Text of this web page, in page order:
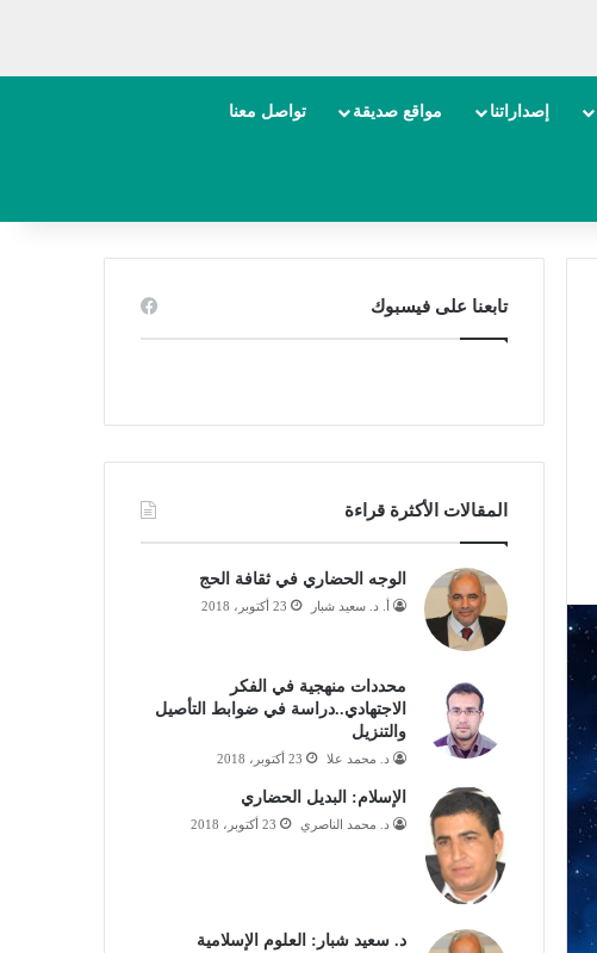
إصداراتنا مواقع صديقة تواصل معنا
تابعنا على فيسبوك
المقالات الأكثرة قراءة
الوجه الحضاري في ثقافة الحج
أ. د. سعيد شبار 23 أكتوبر، 2018
محددات منهجية في الفكر
الاجتهادي..دراسة في ضوابط التأصيل
والتنزيل
د. محمد علا 23 أكتوبر، 2018
الإسلام: البديل الحضاري
د. محمد الناصري 23 أكتوبر، 2018
د. سعيد شبار: العلوم الإسلامية